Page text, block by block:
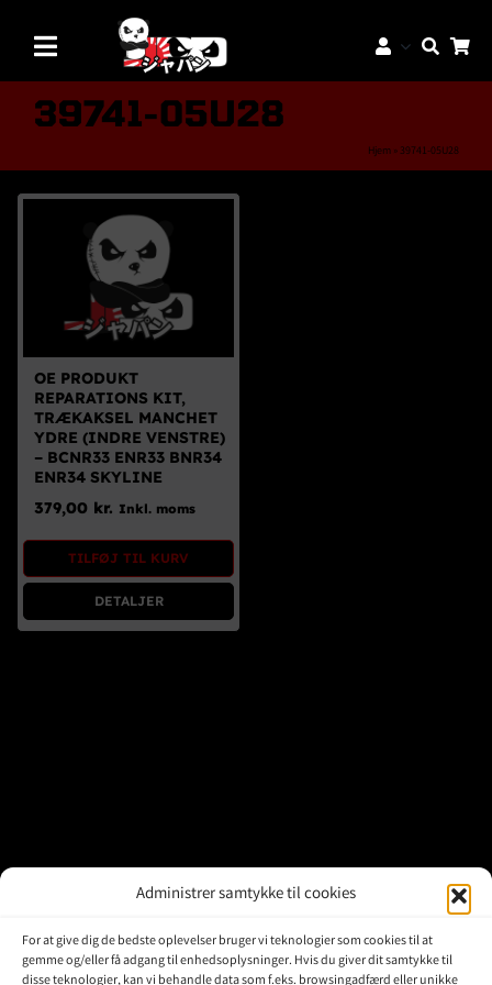
Administrer samtykke til cookies
For at give dig de bedste oplevelser bruger vi teknologier som cookies til at
gemme og/eller få adgang til enhedsoplysninger. Hvis du giver dit samtykke til
disse teknologier, kan vi behandle data som f.eks. browsingadfærd eller unikke
contentToggle
Navigation
Reservedele
Servicedele
K-Truck Dele
Bilpleje
Tilbud
Brugte Dele
Kontakt Os
39741-05U28
Hjem »39741-05U28
OE PRODUKT
REPARATIONS KIT,
TRÆKAKSEL MANCHET
YDRE (INDRE VENSTRE)
– BCNR33 ENR33 BNR34
ENR34 SKYLINE
379,00 kr. Inkl. moms
TILFØJ TIL KURV
DETALJER